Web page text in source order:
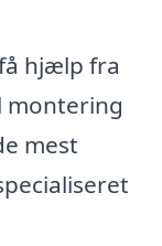
hjælp fra
montering
mest